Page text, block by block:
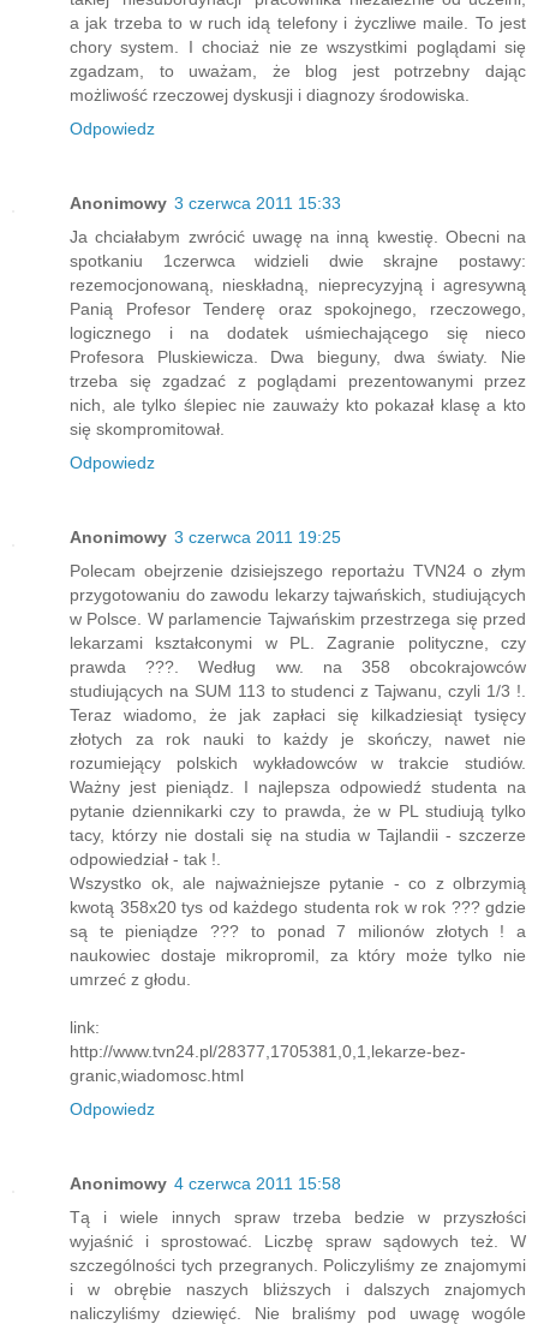
a jak trzeba to w ruch idą telefony i życzliwe maile. To jest
chory system. I chociaż nie ze wszystkimi poglądami się
zgadzam, to uważam, że blog jest potrzebny dając
możliwość rzeczowej dyskusji i diagnozy środowiska.
Odpowiedz
Anonimowy 3 czerwca 2011 15:33
Ja chciałabym zwrócić uwagę na inną kwestię. Obecni na
spotkaniu 1czerwca widzieli dwie skrajne postawy:
rezemocjonowaną, nieskładną, nieprecyzyjną i agresywną
Panią Profesor Tenderę oraz spokojnego, rzeczowego,
logicznego i na dodatek uśmiechającego się nieco
Profesora Pluskiewicza. Dwa bieguny, dwa światy. Nie
trzeba się zgadzać z poglądami prezentowanymi przez
nich, ale tylko ślepiec nie zauważy kto pokazał klasę a kto
się skompromitował.
Odpowiedz
Anonimowy 3 czerwca 2011 19:25
Polecam obejrzenie dzisiejszego reportażu TVN24 o złym
przygotowaniu do zawodu lekarzy tajwańskich, studiujących
w Polsce. W parlamencie Tajwańskim przestrzega się przed
lekarzami kształconymi w PL. Zagranie polityczne, czy
prawda ???. Według ww. na 358 obcokrajowców
studiujących na SUM 113 to studenci z Tajwanu, czyli 1/3 !.
Teraz wiadomo, że jak zapłaci się kilkadziesiąt tysięcy
złotych za rok nauki to każdy je skończy, nawet nie
rozumiejący polskich wykładowców w trakcie studiów.
Ważny jest pieniądz. I najlepsza odpowiedź studenta na
pytanie dziennikarki czy to prawda, że w PL studiują tylko
tacy, którzy nie dostali się na studia w Tajlandii - szczerze
odpowiedział - tak !.
Wszystko ok, ale najważniejsze pytanie - co z olbrzymią
kwotą 358x20 tys od każdego studenta rok w rok ??? gdzie
są te pieniądze ??? to ponad 7 milionów złotych ! a
naukowiec dostaje mikropromil, za który może tylko nie
umrzeć z głodu.
link:
http://www.tvn24.pl/28377,1705381,0,1,lekarze-bez-
granic,wiadomosc.html
Odpowiedz
Anonimowy 4 czerwca 2011 15:58
Tą i wiele innych spraw trzeba bedzie w przyszłości
wyjaśnić i sprostować. Liczbę spraw sądowych też. W
szczególności tych przegranych. Policzyliśmy ze znajomymi
i w obrębie naszych bliższych i dalszych znajomych
naliczyliśmy dziewięć. Nie braliśmy pod uwagę wogóle